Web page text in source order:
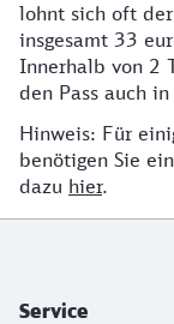
lohnt sich oft der
insgesamt 33
Innerhalb von 2
den Pass auch
Hinweis: Für
benötigen Sie
dazu hier.
Service